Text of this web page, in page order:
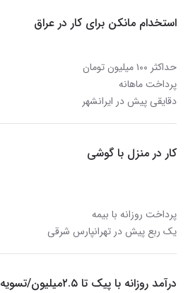
استخدام مانکن برای کار در عراق
حداکثر ۱۰۰ میلیون تومان
پرداخت ماهانه
دقایقی پیش در ایرانشهر
کار در منزل با گوشی
پرداخت روزانه با بیمه
یک ربع پیش در تهرانپارس شرقی
درآمد روزانه با پیک تا ۲.۵میلیون/تسویه